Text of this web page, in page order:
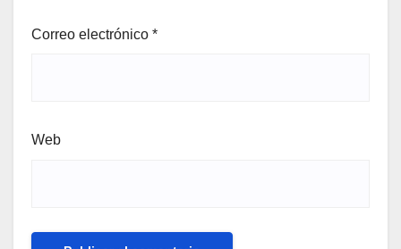
Correo electrónico *
Web